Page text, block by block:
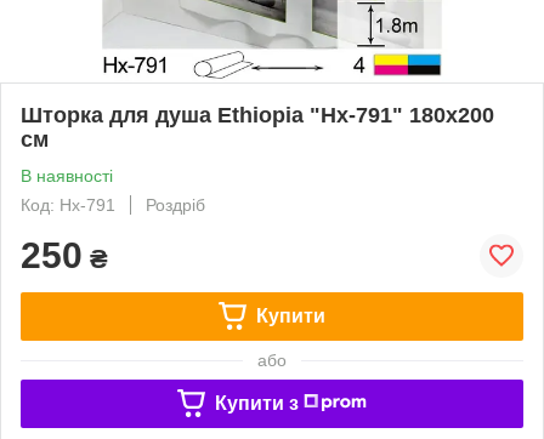
Шторка для душа Ethiopia "Hx-791" 180х200
см
В наявності
Код: Hx-791
Роздріб
250 ₴
Купити
або
Купити з